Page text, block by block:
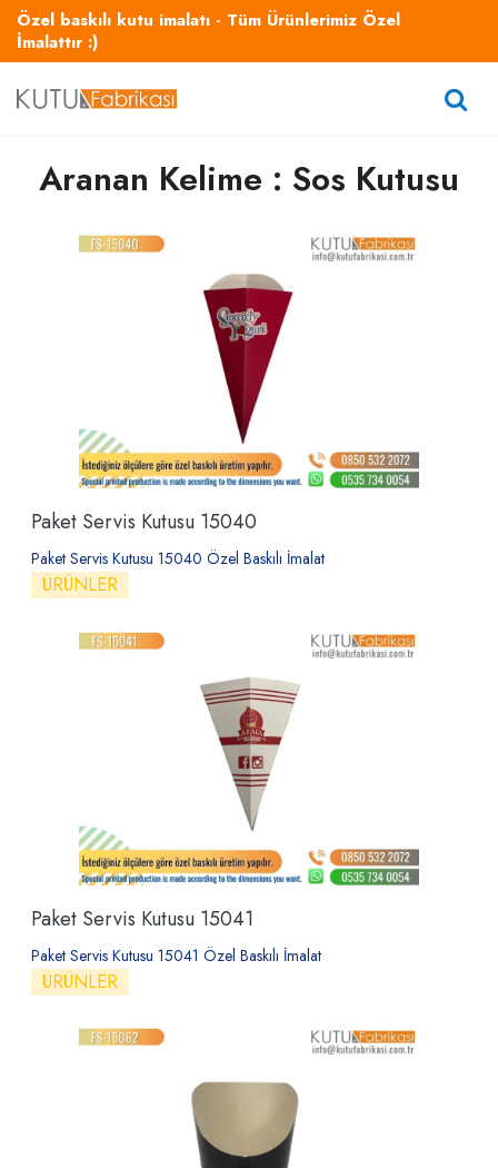
Özel baskılı kutu imalatı - Tüm Ürünlerimiz Özel
İmalattır :)
Aranan Kelime : Sos Kutusu
Paket Servis Kutusu 15040
Paket Servis Kutusu 15040 Özel Baskılı İmalat
ÜRÜNLER
Paket Servis Kutusu 15041
Paket Servis Kutusu 15041 Özel Baskılı İmalat
ÜRÜNLER